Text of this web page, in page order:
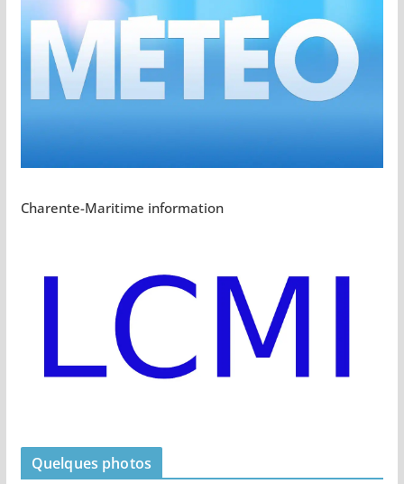
Charente-Maritime information
Quelques photos